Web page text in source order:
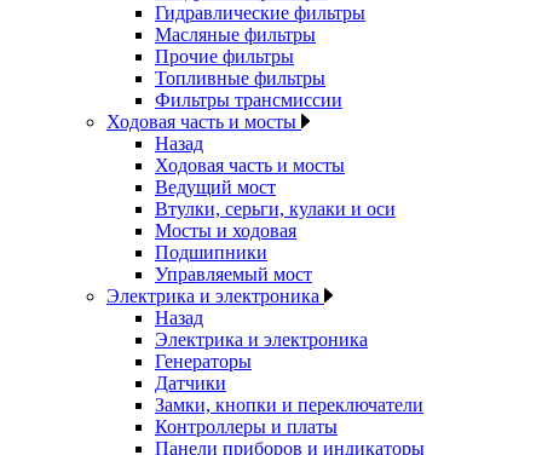
Гидравлические фильтры
Масляные фильтры
Прочие фильтры
Топливные фильтры
Фильтры трансмиссии
Ходовая часть и мосты
Назад
Ходовая часть и мосты
Ведущий мост
Втулки, серьги, кулаки и оси
Мосты и ходовая
Подшипники
Управляемый мост
Электрика и электроника
Назад
Электрика и электроника
Генераторы
Датчики
Замки, кнопки и переключатели
Контроллеры и платы
Панели приборов и индикаторы